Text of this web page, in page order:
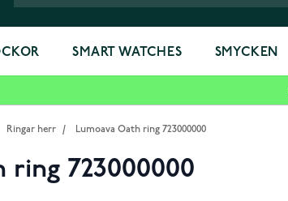
SMART WATCHES SMYCKEN
Ringar herr / Lumoava Oath ring 723000000
ring 723000000